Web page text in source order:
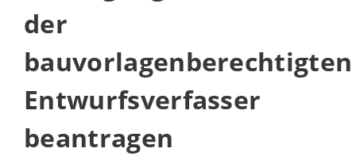
der
bauvorlagenberechtigten
Entwurfsverfasser
beantragen